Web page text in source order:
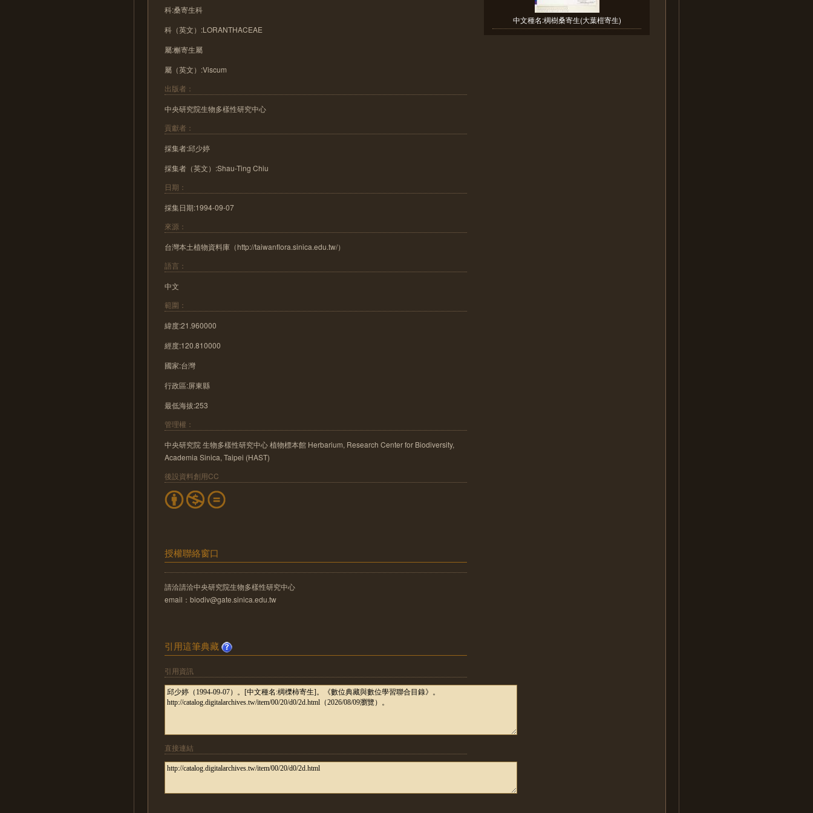
科:桑寄生科
科（英文）:LORANTHACEAE
屬:槲寄生屬
屬（英文）:Viscum
出版者：
中央研究院生物多樣性研究中心
貢獻者：
採集者:邱少婷
採集者（英文）:Shau-Ting Chiu
日期：
採集日期:1994-09-07
來源：
台灣本土植物資料庫（http://taiwanflora.sinica.edu.tw/）
語言：
中文
範圍：
緯度:21.960000
經度:120.810000
國家:台灣
行政區:屏東縣
最低海拔:253
管理權：
中央研究院 生物多樣性研究中心 植物標本館 Herbarium, Research Center for Biodiversity,
Academia Sinica, Taipei (HAST)
後設資料創用CC
授權聯絡窗口
請洽請洽中央研究院生物多樣性研究中心
email：biodiv@gate.sinica.edu.tw
引用這筆典藏
引用資訊
直接連結
中文種名:椆樹桑寄生(大葉榿寄生)